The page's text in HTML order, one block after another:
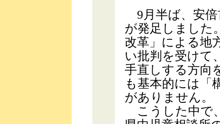
9月半ば、安倍
が発足しました
改革」による地
い批判を受けて
手直しする方向
も基本的には「
がありません。
こうした中で